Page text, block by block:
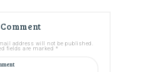
address will not be published.
fields are marked *